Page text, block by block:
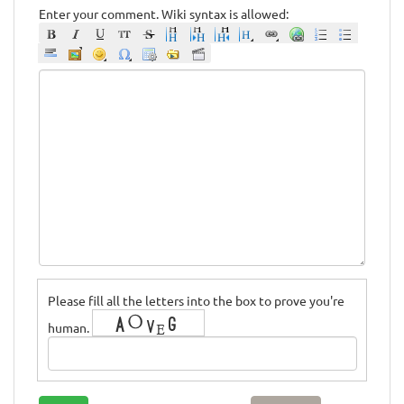
Enter your comment. Wiki syntax is allowed:
Please fill all the letters into the box to prove you're
human.